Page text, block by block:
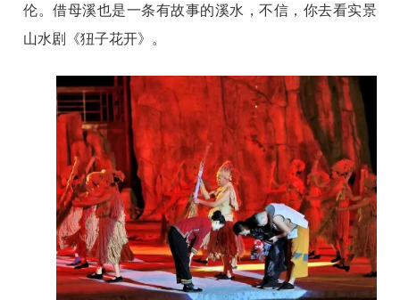
伦。借母溪也是一条有故事的溪水，不信，你去看实景
山水剧《狃子花开》。